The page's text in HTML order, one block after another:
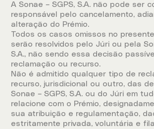
A Sonae – SGPS, S.A. não pode ser
responsável pelo cancelamento,
alteração do Prémio.
Todos os casos omissos no
serão resolvidos pelo Júri ou pela
S.A., não sendo essa decisão
reclamação ou recurso.
Não é admitido qualquer tipo de
recurso, jurisdicional ou outro, das
Sonae – SGPS, S.A. ou do Júri em
relacione com o Prémio,
sua atribuição e regulamentação,
estritamente privada, voluntária e